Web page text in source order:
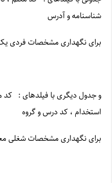
شناسنامه و آدرس
برای نگهداری مشخصات فردی
و جدول دیگری با فیلدهای :
استخدام ، کد درس و گروه
برای نگهداری مشخصات شغلی